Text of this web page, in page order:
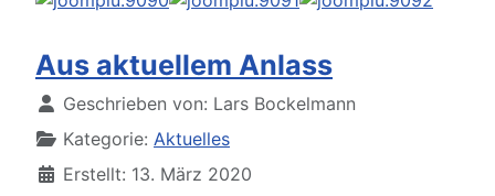
Aus aktuellem Anlass
Details
Geschrieben von: Lars Bockelmann
Kategorie: Aktuelles
Erstellt: 13. März 2020